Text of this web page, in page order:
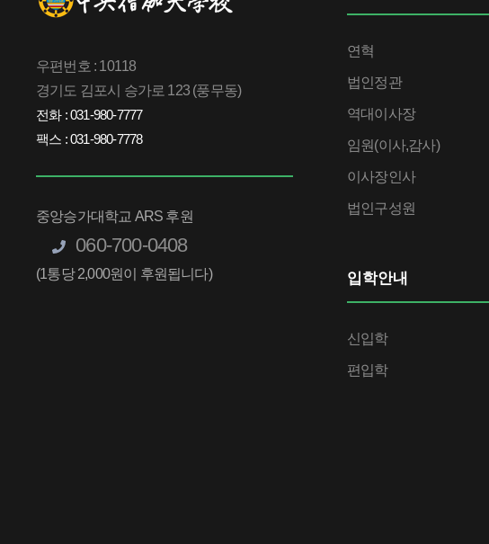
우편번호 : 10118
경기도 김포시 승가로 123 (풍무동)
전화 : 031-980-7777
팩스 : 031-980-7778
중앙승가대학교 ARS 후원
060-700-0408
(1통당 2,000원이 후원됩니다)
연혁
법인정관
역대이사장
임원(이사,감사)
이사장인사
법인구성원
입학안내
신입학
편입학